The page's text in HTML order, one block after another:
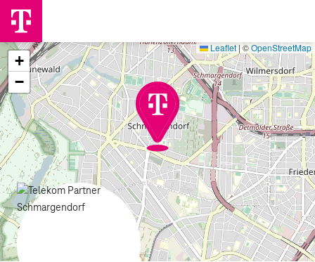
+
−
Leaflet| ©OpenStreetMap